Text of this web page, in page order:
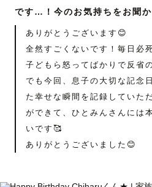
です…！今のお気持ちをお聞
ありがとうございます😊
全然すごくないです！毎日必
子どもら怒ってばかりで反省
でも今回、息子の大切な記念
た幸せな瞬間を記録していた
ができて、ひとみんさんには
いです🥰
ありがとうございました😊